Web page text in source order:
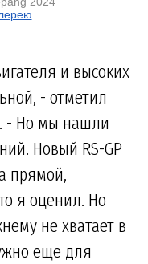
и высоких
- отметил
- Но мы нашли
Новый RS-GP
прямой,
я оценил. Но
не хватает в
еще для